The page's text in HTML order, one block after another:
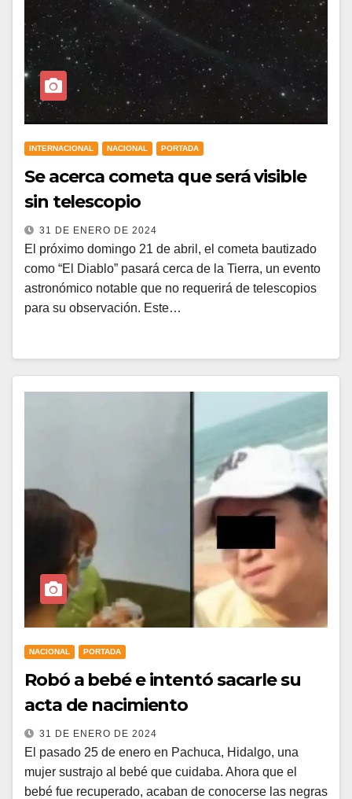
INTERNACIONAL NACIONAL PORTADA
Se acerca cometa que será visible
sin telescopio
31 DE ENERO DE 2024
El próximo domingo 21 de abril, el cometa bautizado
como “El Diablo” pasará cerca de la Tierra, un evento
astronómico notable que no requerirá de telescopios
para su observación. Este…
NACIONAL PORTADA
Robó a bebé e intentó sacarle su
acta de nacimiento
31 DE ENERO DE 2024
El pasado 25 de enero en Pachuca, Hidalgo, una
mujer sustrajo al bebé que cuidaba. Ahora que el
bebé fue recuperado, acaban de conocerse las negras